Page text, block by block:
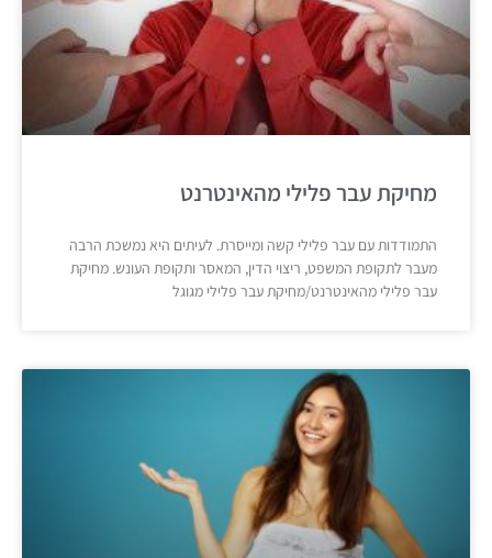
מחיקת עבר פלילי מהאינטרנט
התמודדות עם עבר פלילי קשה ומייסרת. לעיתים היא נמשכת הרבה
מעבר לתקופת המשפט, ריצוי הדין, המאסר ותקופת העונש. מחיקת
עבר פלילי מהאינטרנט/מחיקת עבר פלילי מגוגל